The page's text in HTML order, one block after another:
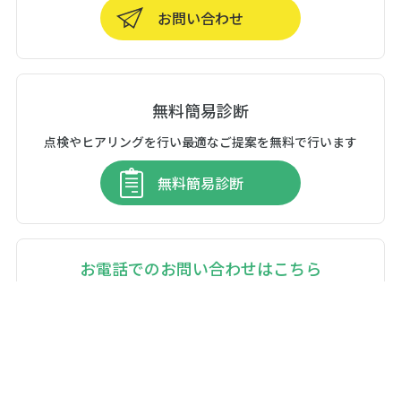
お問い合わせ
無料簡易診断
点検やヒアリングを行い最適なご提案を無料で行います
無料簡易診断
お電話でのお問い合わせはこちら